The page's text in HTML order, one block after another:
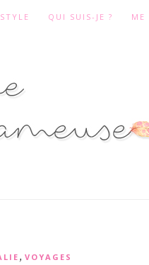
QUI SUIS-JE ? ME
, VOYAGES